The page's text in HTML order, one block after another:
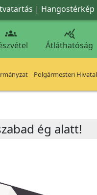
| Hangostérkép
 
Átláthatóság
Polgármesteri Hivatal
ég alatt!